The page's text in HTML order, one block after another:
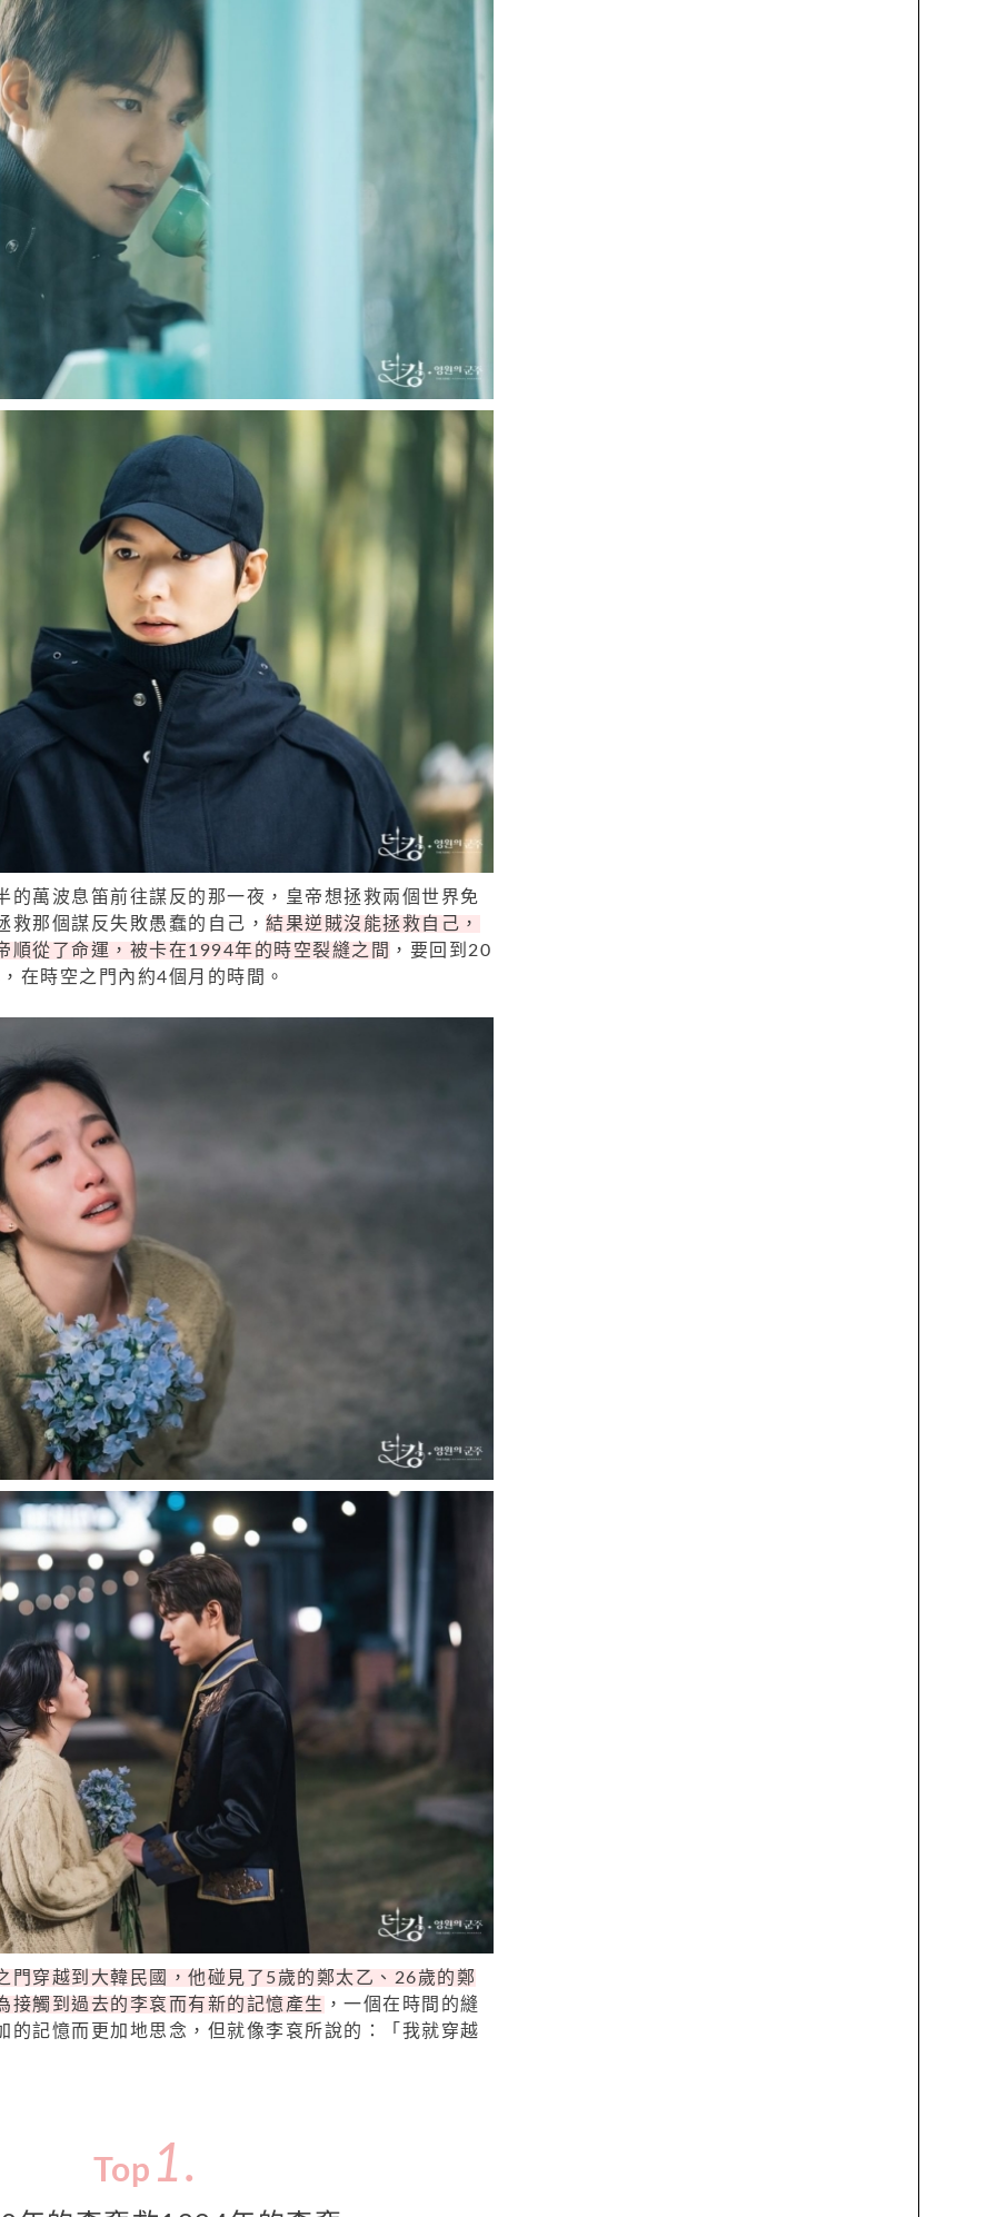
的萬波息笛前往謀反的那一夜，皇帝想拯救兩個世界免
救那個謀反失敗愚蠢的自己， 結果逆賊沒能拯救自己，
順從了命運，被卡在1994年的時空裂縫之間 ，要回到20
在時空之門內約4個月的時間。
門穿越到大韓民國，他碰見了5歲的鄭太乙、 26歲的鄭
接觸到過去的李袞而有新的記憶產生 ，一個在時間的縫
的記憶而更加地思念，但就像李袞所說的：「我就穿越
Top 1.